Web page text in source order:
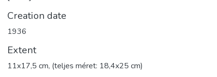
Creation date
1936
Extent
11x17,5 cm, (teljes méret: 18,4x25 cm)